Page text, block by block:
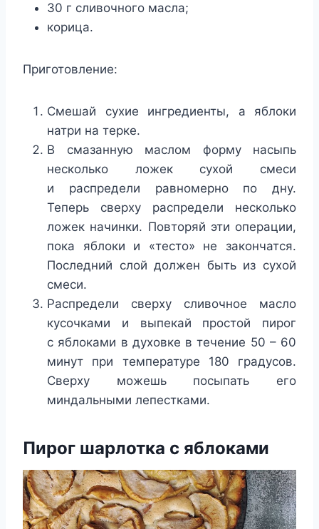
30 г сливочного масла;
корица.
Приготовление:
Смешай сухие ингредиенты, а яблоки
натри на терке.
В смазанную маслом форму насыпь
несколько ложек сухой смеси
и распредели равномерно по дну.
Теперь сверху распредели несколько
ложек начинки. Повторяй эти операции,
пока яблоки и «тесто» не закончатся.
Последний слой должен быть из сухой
смеси.
Распредели сверху сливочное масло
кусочками и выпекай простой пирог
с яблоками в духовке в течение 50 – 60
минут при температуре 180 градусов.
Сверху можешь посыпать его
миндальными лепестками.
Пирог шарлотка с яблоками